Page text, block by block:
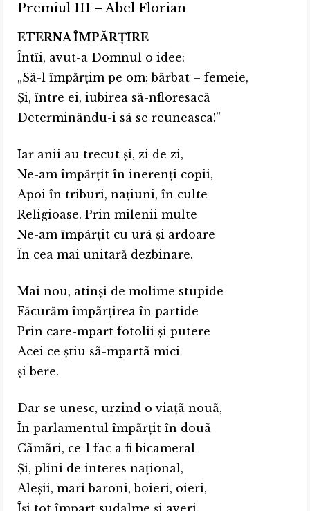
Premiul III – Abel Florian
ETERNA ÎMPĂRŢIRE
Întîi, avut-a Domnul o idee:
„Sã-l împărţim pe om: bãrbat – femeie,
Şi, între ei, iubirea sã-nfloresacã
Determinându-i sã se reuneasca!”
Iar anii au trecut şi, zi de zi,
Ne-am împărţit în inerenţi copii,
Apoi în triburi, naţiuni, în culte
Religioase. Prin milenii multe
Ne-am împãrţit cu urã şi ardoare
În cea mai unitară dezbinare.
Mai nou, atinşi de molime stupide
Făcurăm împãrţirea în partide
Prin care-mpart fotolii şi putere
Acei ce ştiu sã-mpartã mici
şi bere.
Dar se unesc, urzind o viaţã nouã,
În parlamentul împãrţit în douã
Cãmãri, ce-l fac a fi bicameral
Şi, plini de interes naţional,
Aleşii, mari baroni, boieri, oieri,
Îşi tot împart sudalme şi averi.